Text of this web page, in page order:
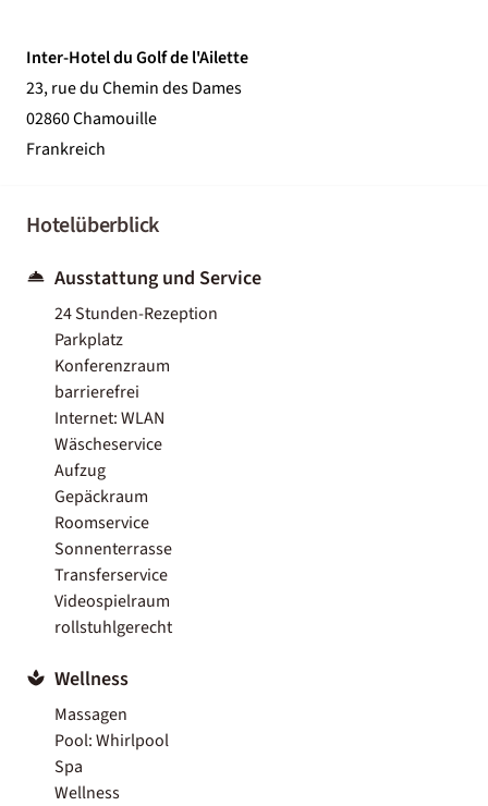
Inter-Hotel du Golf de l'Ailette
23, rue du Chemin des Dames
02860 Chamouille
Frankreich
Hotelüberblick
Ausstattung und Service
24 Stunden-Rezeption
Parkplatz
Konferenzraum
barrierefrei
Internet: WLAN
Wäscheservice
Aufzug
Gepäckraum
Roomservice
Sonnenterrasse
Transferservice
Videospielraum
rollstuhlgerecht
Wellness
Massagen
Pool: Whirlpool
Spa
Wellness